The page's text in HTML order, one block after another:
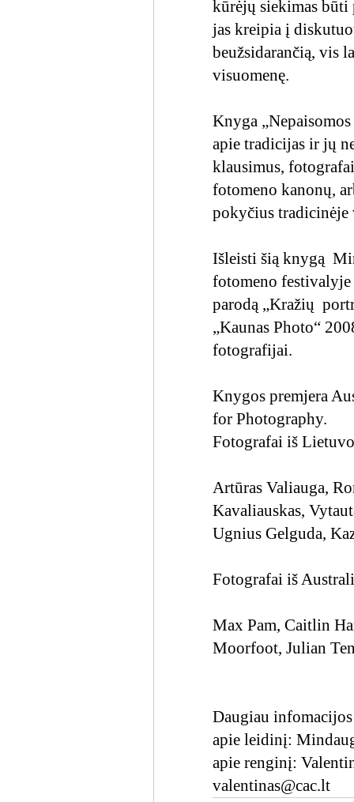
kūrėjų siekimas
jas kreipia į
beužsidarančią, vis
visuomenę.
Knyga
apie tradicijas ir jų
klausimus,
fotomeno kanonų,
pokyčius tradicinėje
Išleisti šią knygą
fotomeno festivalyje
parodą „Kražių
„Kaunas Photo“
fotografijai.
Knygos premjera
for Photography.
Fotografai iš
Artūras Valiauga,
Kavaliauskas,
Ugnius Gelguda,
Fotografai iš
Max Pam, Caitlin
Moorfoot, Julian
Daugiau
apie leidinį:
apie renginį:
valentinas@cac.lt